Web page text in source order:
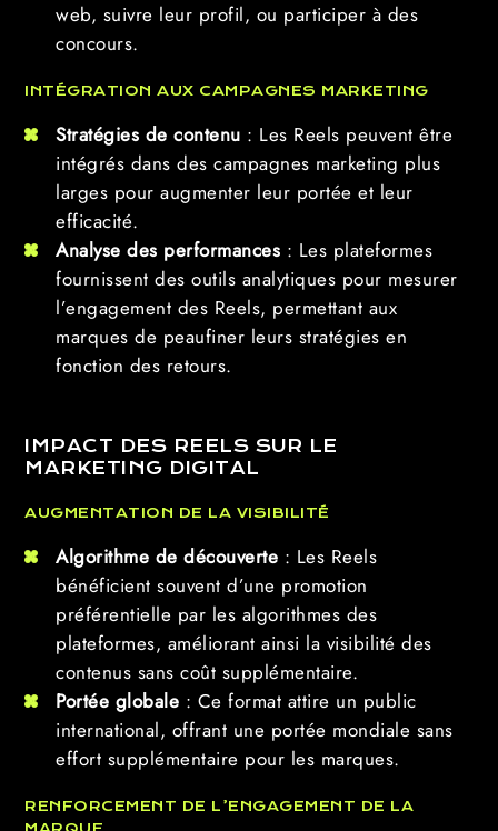
web, suivre leur profil, ou participer à des
concours.
INTÉGRATION AUX CAMPAGNES MARKETING
Stratégies de contenu : Les Reels peuvent être
intégrés dans des campagnes marketing plus
larges pour augmenter leur portée et leur
efficacité.
Analyse des performances : Les plateformes
fournissent des outils analytiques pour mesurer
l’engagement des Reels, permettant aux
marques de peaufiner leurs stratégies en
fonction des retours.
IMPACT DES REELS SUR LE
MARKETING DIGITAL
AUGMENTATION DE LA VISIBILITÉ
Algorithme de découverte : Les Reels
bénéficient souvent d’une promotion
préférentielle par les algorithmes des
plateformes, améliorant ainsi la visibilité des
contenus sans coût supplémentaire.
Portée globale : Ce format attire un public
international, offrant une portée mondiale sans
effort supplémentaire pour les marques.
RENFORCEMENT DE L’ENGAGEMENT DE LA